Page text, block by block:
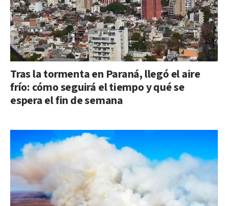
Tras la tormenta en Paraná, llegó el aire
frío: cómo seguirá el tiempo y qué se
espera el fin de semana